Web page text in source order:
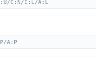
C:N/I:L/A:L
A:P